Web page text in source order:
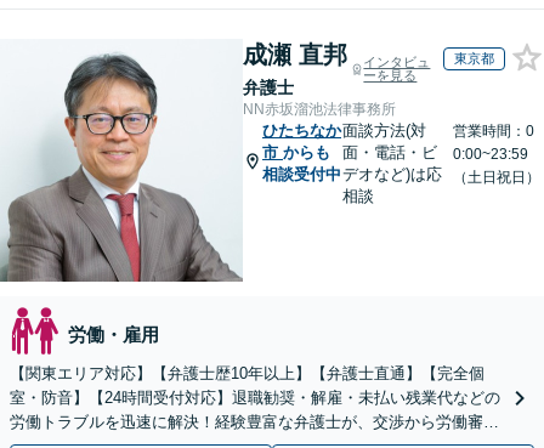
成瀬 直邦
弁護士
インタビュ
ーを見る
東京都
NN赤坂溜池法律事務所
ひたちなか
市 からも
相談受付中
面談方法(対
面・電話・ビ
デオなど)は応
相談
営業時間：0
0:00~23:59
（土日祝日）
労働・雇用
【関東エリア対応】【弁護士歴10年以上】【弁護士直通】【完全個
室・防音】【24時間受付対応】退職勧奨・解雇・未払い残業代などの
労働トラブルを迅速に解決！経験豊富な弁護士が、交渉から労働審判